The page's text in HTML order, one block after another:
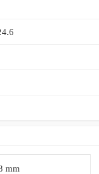
mm